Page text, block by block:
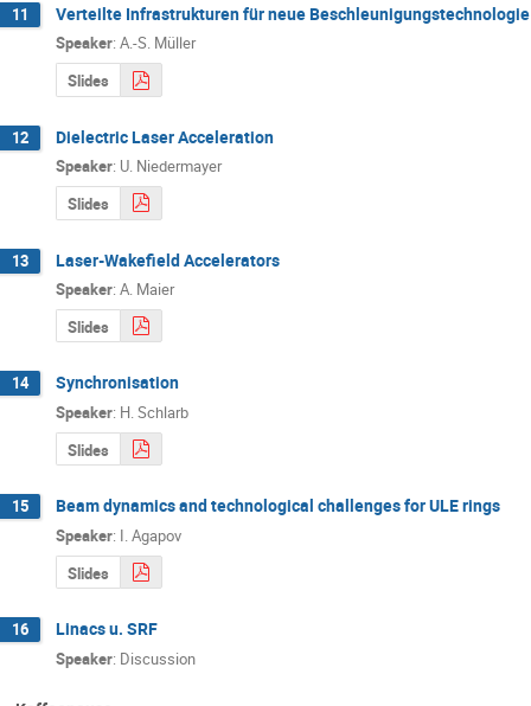
11 Verteilte Infrastrukturen für neue Beschleunigungstechnologie
Speaker: A.-S. Müller
Slides
12 Dielectric Laser Acceleration
Speaker: U. Niedermayer
Slides
13 Laser-Wakefield Accelerators
Speaker: A. Maier
Slides
14 Synchronisation
Speaker: H. Schlarb
Slides
15 Beam dynamics and technological challenges for ULE rings
Speaker: I. Agapov
Slides
16 Linacs u. SRF
Speaker: Discussion